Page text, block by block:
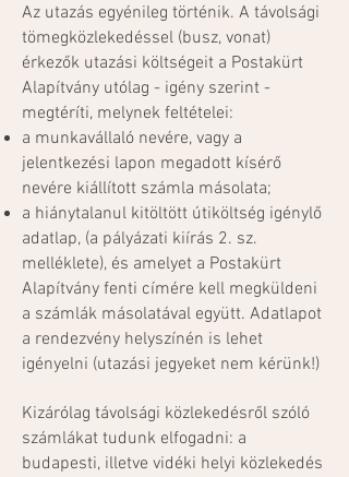
Az utazás egyénileg történik. A távolsági
tömegközlekedéssel (busz, vonat)
érkezők utazási költségeit a Postakürt
Alapítvány utólag - igény szerint -
megtéríti, melynek feltételei:
a munkavállaló nevére, vagy a
jelentkezési lapon megadott kísérő
nevére kiállított számla másolata;
a hiánytalanul kitöltött útiköltség igénylő
adatlap, (a pályázati kiírás 2. sz.
melléklete), és amelyet a Postakürt
Alapítvány fenti címére kell megküldeni
a számlák másolatával együtt. Adatlapot
a rendezvény helyszínén is lehet
igényelni (utazási jegyeket nem kérünk!)
Kizárólag távolsági közlekedésről szóló
számlákat tudunk elfogadni: a
budapesti, illetve vidéki helyi közlekedés